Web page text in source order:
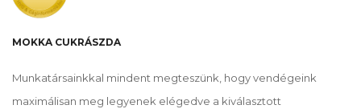
MOKKA CUKRÁSZDA
Munkatársainkkal mindent megteszünk, hogy vendégeink
maximálisan meg legyenek elégedve a kiválasztott